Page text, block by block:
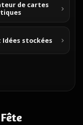
de cartes
Idées stockées